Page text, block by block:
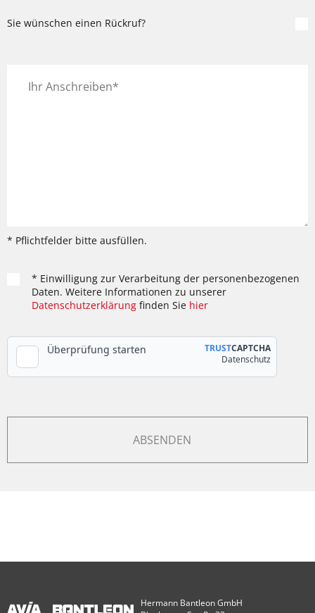
Sie wünschen einen Rückruf?
* Pflichtfelder bitte ausfüllen.
* Einwilligung zur Verarbeitung der personenbezogenen
Daten. Weitere Informationen zu unserer
Datenschutzerklärung finden Sie hier
Hermann Bantleon GmbH